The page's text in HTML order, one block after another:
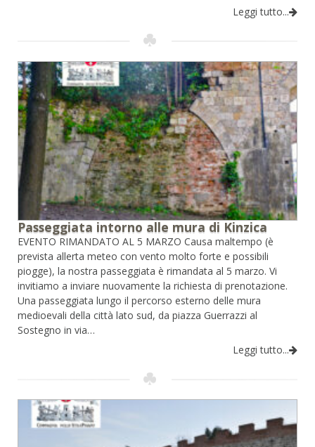
Leggi tutto...
Passeggiata intorno alle mura di Kinzica
EVENTO RIMANDATO AL 5 MARZO Causa maltempo (è
prevista allerta meteo con vento molto forte e possibili
piogge), la nostra passeggiata è rimandata al 5 marzo. Vi
invitiamo a inviare nuovamente la richiesta di prenotazione.
Una passeggiata lungo il percorso esterno delle mura
medioevali della città lato sud, da piazza Guerrazzi al
Sostegno in via…
Leggi tutto...